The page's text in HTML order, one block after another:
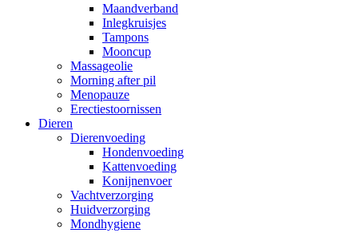
Maandverband
Inlegkruisjes
Tampons
Mooncup
Massageolie
Morning after pil
Menopauze
Erectiestoornissen
Dieren
Dierenvoeding
Hondenvoeding
Kattenvoeding
Konijnenvoer
Vachtverzorging
Huidverzorging
Mondhygiene